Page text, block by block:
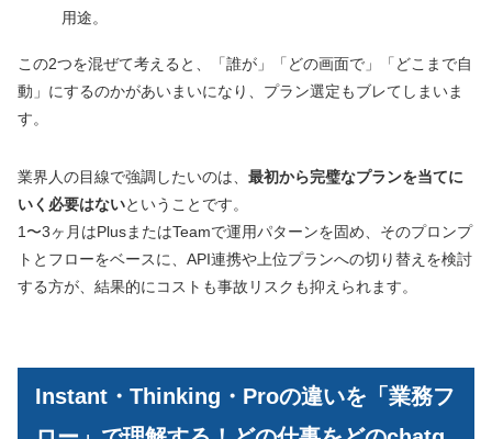
用途。
この2つを混ぜて考えると、「誰が」「どの画面で」「どこまで自
動」にするのかがあいまいになり、プラン選定もブレてしまいま
す。
業界人の目線で強調したいのは、 最初から完璧なプランを当てに
いく必要はないということです。
1〜3ヶ月はPlusまたはTeamで運用パターンを固め、そのプロンプ
トとフローをベースに、API連携や上位プランへの切り替えを検討
する方が、結果的にコストも事故リスクも抑えられます。
Instant・Thinking・Proの違いを「業務フ